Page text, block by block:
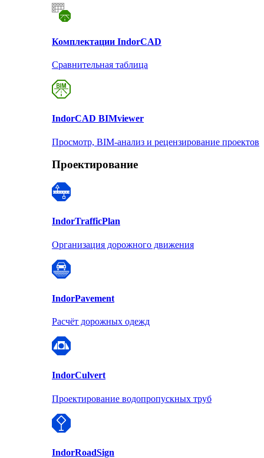
Комплектации IndorCAD
Сравнительная таблица
IndorCAD BIMviewer
Просмотр, BIM-анализ и рецензирование проектов
Проектирование
IndorTrafficPlan
Организация дорожного движения
IndorPavement
Расчёт дорожных одежд
IndorCulvert
Проектирование водопропускных труб
IndorRoadSign